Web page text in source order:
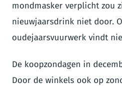
mondmasker verplicht zou
nieuwjaarsdrink niet door.
oudejaarsvuurwerk vindt
De koopzondagen in
Door de winkels ook op